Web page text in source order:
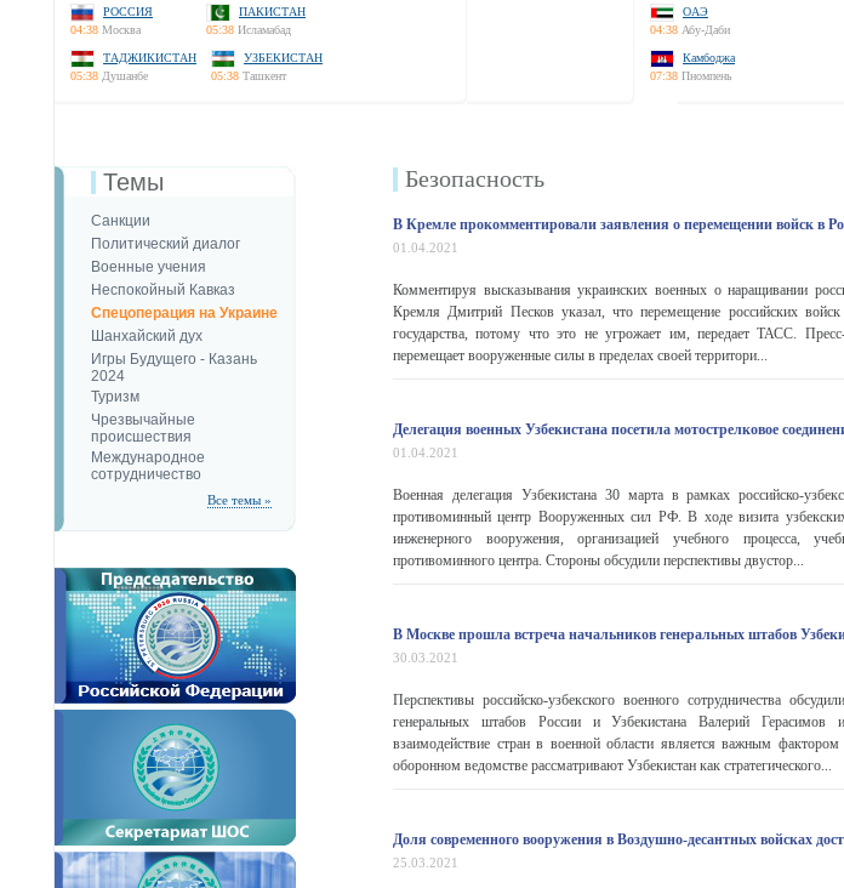
РОССИЯ
04:38 Москва
ПАКИСТАН
05:38 Исламабад
ТАДЖИКИСТАН
05:38 Душанбе
УЗБЕКИСТАН
05:38 Ташкент
ОАЭ
04:38 Абу-Даби
Камбоджа
07:38 Пномпень
Темы
Санкции
Политический диалог
Военные учения
Неспокойный Кавказ
Спецоперация на Украине
Шанхайский дух
Игры Будущего - Казань
2024
Туризм
Чрезвычайные
происшествия
Международное
сотрудничество
Все темы »
Безопаcность
В Кремле прокомментировали заявления о перемещении войск в
01.04.2021
Комментируя высказывания украинских военных о наращивании
Кремля Дмитрий Песков указал, что перемещение российских
государства, потому что это не угрожает им, передает ТАСС. Пресс-
перемещает вооруженные силы в пределах своей территори...
Делегация военных Узбекистана посетила мотострелковое
01.04.2021
Военная делегация Узбекистана 30 марта в рамках российско-
противоминный центр Вооруженных сил РФ. В ходе визита
инженерного вооружения, организацией учебного процесса,
противоминного центра. Стороны обсудили перспективы двустор...
В Москве прошла встреча начальников генеральных штабов
30.03.2021
Перспективы российско-узбекского военного сотрудничества
генеральных штабов России и Узбекистана Валерий
взаимодействие стран в военной области является важным фактором
оборонном ведомстве рассматривают Узбекистан как стратегического...
Доля современного вооружения в Воздушно-десантных войсках
25.03.2021